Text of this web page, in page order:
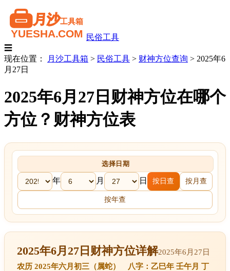
民俗工具
☰
现在位置：
月沙工具箱 > 民俗工具 > 财神方位查询 > 2025年6
月27日
2025年6月27日财神方位在哪个
方位？财神方位表
选择日期
年 月 日 按日查 按月查
按年查
2025年6月27日财神方位详解2025年6月27日
农历 2025年六月初三（属蛇） 八字：乙巳年 壬午月 丁